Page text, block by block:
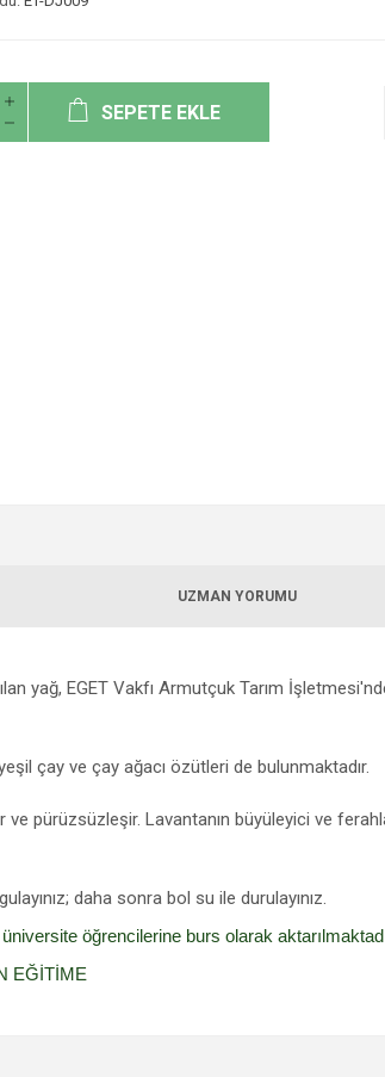
SEPETE EKLE
UZMAN YORUMU
yağ, EGET Vakfı Armutçuk Tarım
çay ve çay ağacı özütleri de bulunmaktadır.
pürüzsüzleşir. Lavantanın büyüleyici ve
daha sonra bol su ile durulayınız.
öğrencilerine burs olarak
EĞİTİME